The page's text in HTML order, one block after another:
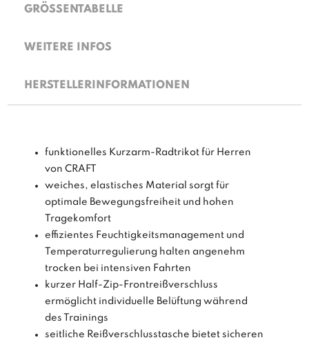
GRÖSSENTABELLE
WEITERE INFOS
HERSTELLERINFORMATIONEN
funktionelles Kurzarm-Radtrikot für Herren
von CRAFT
weiches, elastisches Material sorgt für
optimale Bewegungsfreiheit und hohen
Tragekomfort
effizientes Feuchtigkeitsmanagement und
Temperaturregulierung halten angenehm
trocken bei intensiven Fahrten
kurzer Half-Zip-Frontreißverschluss
ermöglicht individuelle Belüftung während
des Trainings
seitliche Reißverschlusstasche bietet sicheren